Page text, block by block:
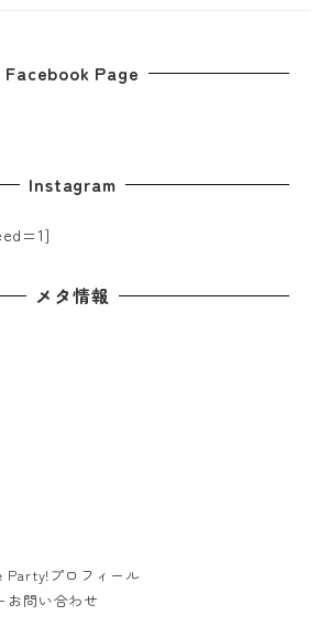
Facebook Page
Instagram
メタ情報
Party! プロフィール
お問い合わせ